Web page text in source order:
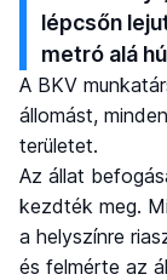
lépcsőn
metró alá
A BKV
állomást,
területet.
Az állat
kezdték meg.
a helyszínre
és felmérte az